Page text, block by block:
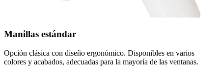
Manillas estándar
Opción clásica con diseño ergonómico. Disponibles en varios
colores y acabados, adecuadas para la mayoría de las ventanas.